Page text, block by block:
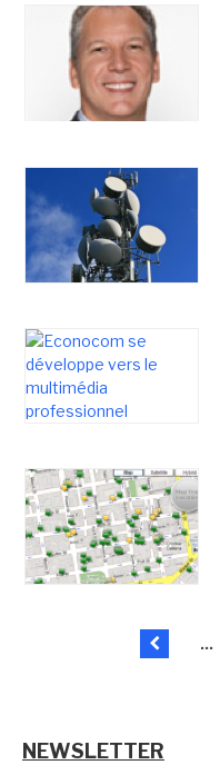
...
NEWSLETTER